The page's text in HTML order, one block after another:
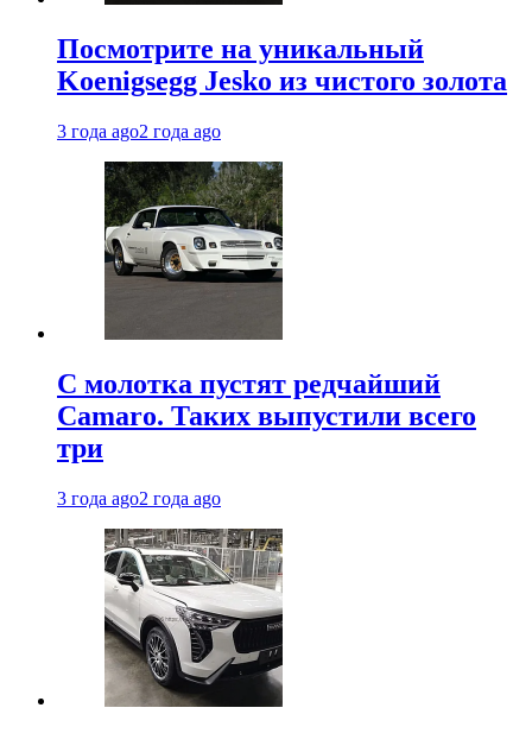
Посмотрите на уникальный
Koenigsegg Jesko из чистого золота
3 года ago2 года ago
С молотка пустят редчайший
Camaro. Таких выпустили всего
три
3 года ago2 года ago